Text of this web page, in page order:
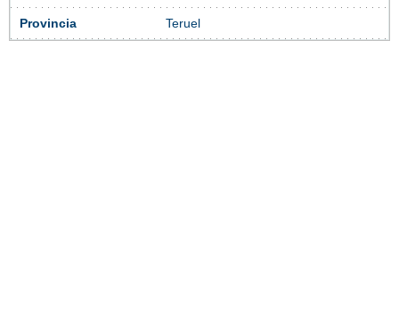
Provincia Teruel